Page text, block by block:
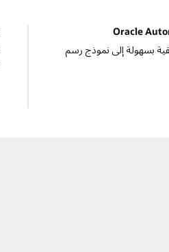
بسهولة إلى نموذج رسم